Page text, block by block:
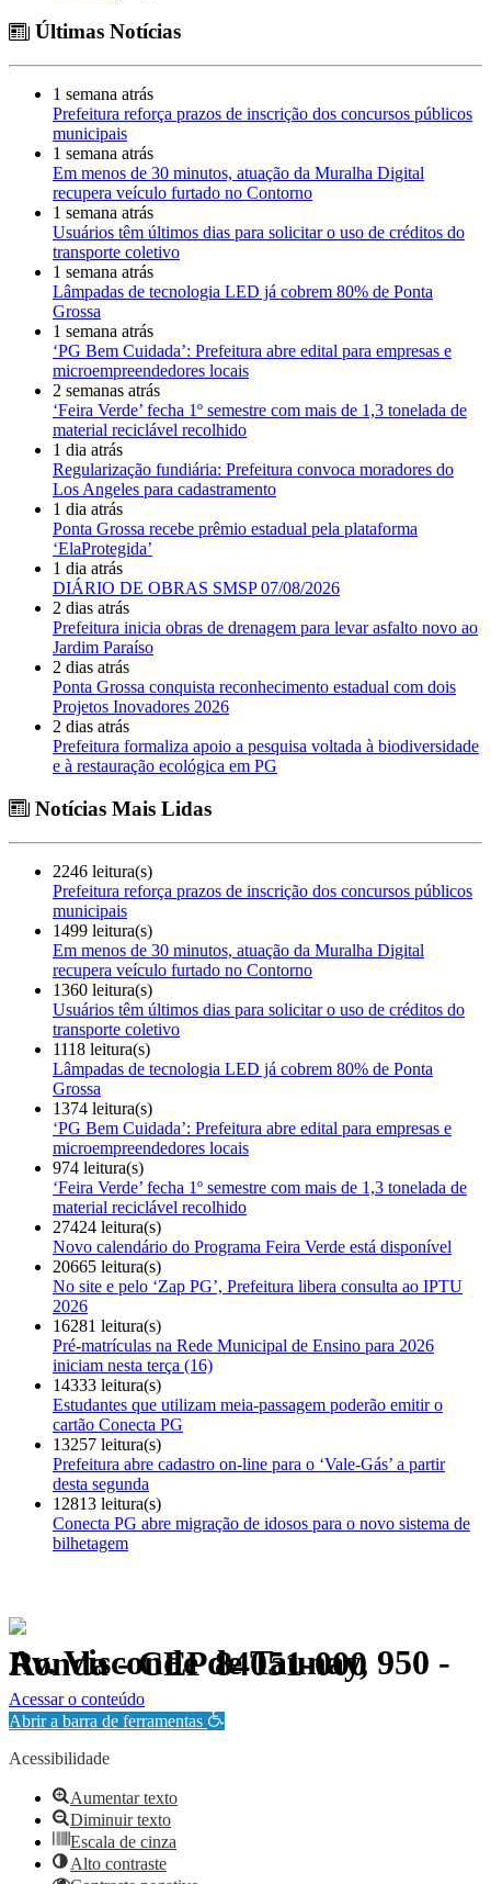
Últimas Notícias
1 semana atrás
Prefeitura reforça prazos de inscrição dos concursos públicos
municipais
1 semana atrás
Em menos de 30 minutos, atuação da Muralha Digital
recupera veículo furtado no Contorno
1 semana atrás
Usuários têm últimos dias para solicitar o uso de créditos do
transporte coletivo
1 semana atrás
Lâmpadas de tecnologia LED já cobrem 80% de Ponta
Grossa
1 semana atrás
‘PG Bem Cuidada’: Prefeitura abre edital para empresas e
microempreendedores locais
2 semanas atrás
‘Feira Verde’ fecha 1º semestre com mais de 1,3 tonelada de
material reciclável recolhido
1 dia atrás
Regularização fundiária: Prefeitura convoca moradores do
Los Angeles para cadastramento
1 dia atrás
Ponta Grossa recebe prêmio estadual pela plataforma
‘ElaProtegida’
1 dia atrás
DIÁRIO DE OBRAS SMSP 07/08/2026
2 dias atrás
Prefeitura inicia obras de drenagem para levar asfalto novo ao
Jardim Paraíso
2 dias atrás
Ponta Grossa conquista reconhecimento estadual com dois
Projetos Inovadores 2026
2 dias atrás
Prefeitura formaliza apoio a pesquisa voltada à biodiversidade
e à restauração ecológica em PG
Notícias Mais Lidas
2246 leitura(s)
Prefeitura reforça prazos de inscrição dos concursos públicos
municipais
1499 leitura(s)
Em menos de 30 minutos, atuação da Muralha Digital
recupera veículo furtado no Contorno
1360 leitura(s)
Usuários têm últimos dias para solicitar o uso de créditos do
transporte coletivo
1118 leitura(s)
Lâmpadas de tecnologia LED já cobrem 80% de Ponta
Grossa
1374 leitura(s)
‘PG Bem Cuidada’: Prefeitura abre edital para empresas e
microempreendedores locais
974 leitura(s)
‘Feira Verde’ fecha 1º semestre com mais de 1,3 tonelada de
material reciclável recolhido
27424 leitura(s)
Novo calendário do Programa Feira Verde está disponível
20665 leitura(s)
No site e pelo ‘Zap PG’, Prefeitura libera consulta ao IPTU
2026
16281 leitura(s)
Pré-matrículas na Rede Municipal de Ensino para 2026
iniciam nesta terça (16)
14333 leitura(s)
Estudantes que utilizam meia-passagem poderão emitir o
cartão Conecta PG
13257 leitura(s)
Prefeitura abre cadastro on-line para o ‘Vale-Gás’ a partir
desta segunda
12813 leitura(s)
Conecta PG abre migração de idosos para o novo sistema de
bilhetagem
Av. Visconde de Taunay, 950 - Ronda - CEP 84051-000
Política de Privacidade.
Acessar o conteúdo
Abrir a barra de ferramentas
Acessibilidade
Aumentar texto
Diminuir texto
Escala de cinza
Alto contraste